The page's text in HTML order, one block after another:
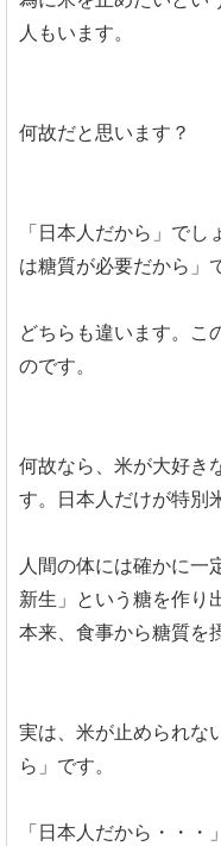
人もいます。
何故だと思います？
「日本人だから」で
は糖質が必要だから」
どちらも違います。こ
のです。
何故なら、米が大好き
す。日本人だけが特別
人間の体には確かに一
新生」という糖を作り
本来、食事から糖質を
実は、米が止められな
ら」です。
「日本人だから・・・